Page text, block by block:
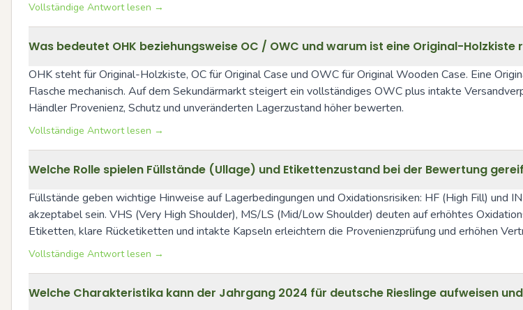
Vollständige Antwort lesen →
Was bedeutet OHK beziehungsweise OC / OWC und warum ist eine Original-
OHK steht für Original-Holzkiste, OC für Original Case und OWC für Original Wooden Case. Eine
Flasche mechanisch. Auf dem Sekundärmarkt steigert ein vollständiges OWC plus intakte
Händler Provenienz, Schutz und unveränderten Lagerzustand höher bewerten.
Vollständige Antwort lesen →
Welche Rolle spielen Füllstände (Ullage) und Etikettenzustand bei der Bewertung
Füllstände geben wichtige Hinweise auf Lagerbedingungen und Oxidationsrisiken: HF (High Fill) und
akzeptabel sein. VHS (Very High Shoulder), MS/LS (Mid/Low Shoulder) deuten auf erhöhtes
Etiketten, klare Rücketiketten und intakte Kapseln erleichtern die Provenienzprüfung und erhöhen
Vollständige Antwort lesen →
Welche Charakteristika kann der Jahrgang 2024 für deutsche Rieslinge aufweisen